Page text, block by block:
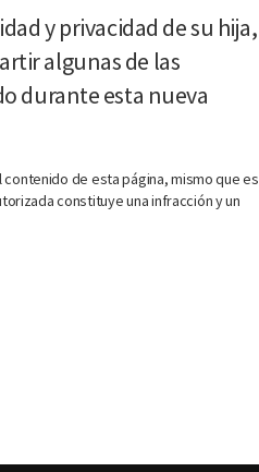
y privacidad de su hija,
algunas de las
durante esta nueva
de esta página, mismo que es
constituye una infracción y un